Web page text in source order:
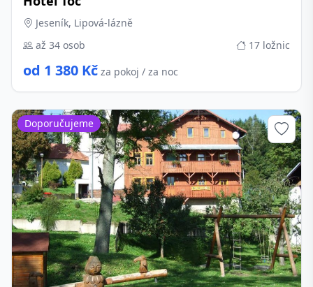
Jeseník, Lipová-lázně
až 34 osob
17 ložnic
od 1 380 Kč za pokoj / za noc
Doporučujeme